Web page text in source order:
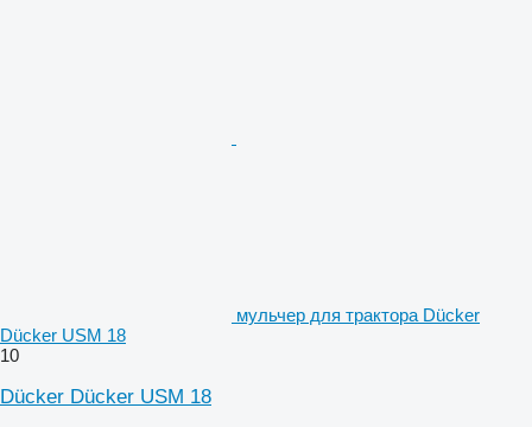
мульчер для трактора Dücker
Dücker USM 18
10
Dücker Dücker USM 18